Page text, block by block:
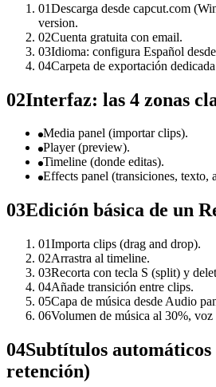
01Descarga desde capcut.com
version.
02Cuenta gratuita con email.
03Idioma: configura Español
04Carpeta de exportación
02Interfaz: las 4 zonas
Media panel (importar clips).
Player (preview).
Timeline (donde editas).
Effects panel (transiciones, texto,
03Edición básica de un
01Importa clips (drag and drop).
02Arrastra al timeline.
03Recorta con tecla S (split) y
04Añade transición entre clips.
05Capa de música desde Audio
06Volumen de música al 30%, voz
04Subtítulos
retención)